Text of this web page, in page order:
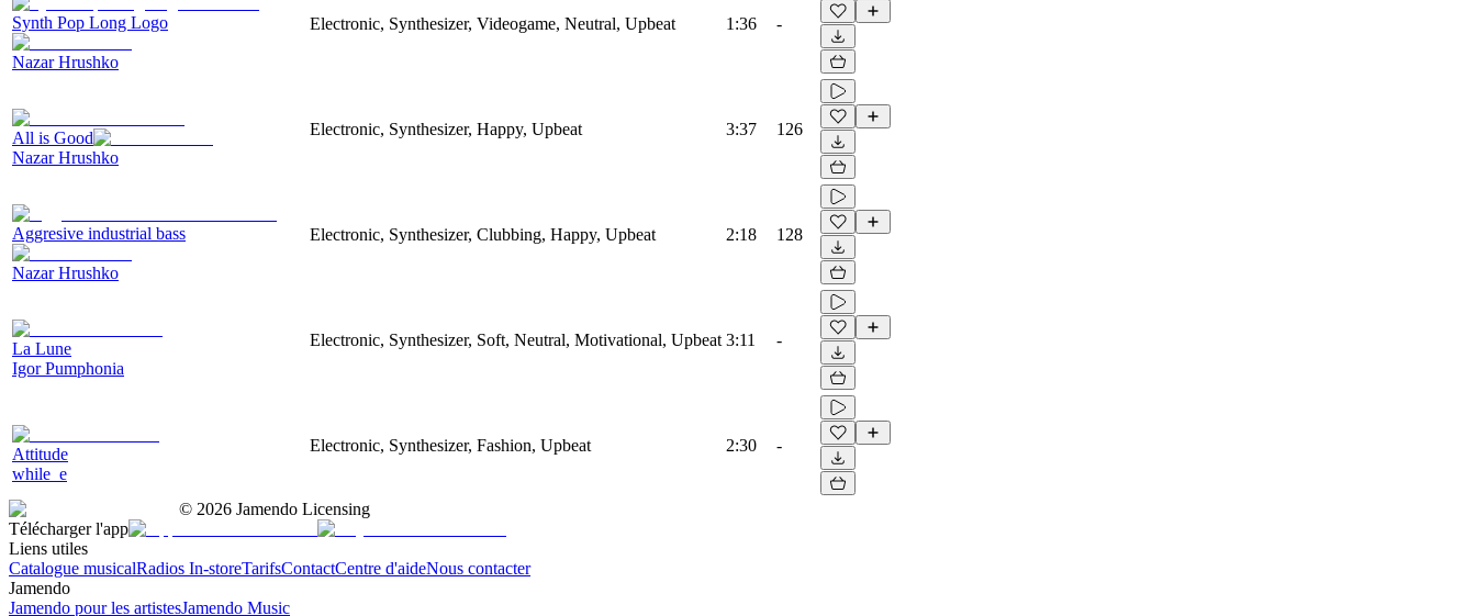
Synth Pop Long Logo
Nazar Hrushko
Electronic, Synthesizer, Videogame, Neutral, Upbeat 1:36 -
All is Good
Nazar Hrushko
Electronic, Synthesizer, Happy, Upbeat 3:37 126
Aggresive industrial bass
Nazar Hrushko
Electronic, Synthesizer, Clubbing, Happy, Upbeat 2:18 128
La Lune
Igor Pumphonia
Electronic, Synthesizer, Soft, Neutral, Motivational, Upbeat 3:11 -
Attitude
while_e
Electronic, Synthesizer, Fashion, Upbeat 2:30 -
© 2026 Jamendo Licensing
Télécharger l'app
Liens utiles
Catalogue musicalRadios In-storeTarifsContactCentre d'aideNous contacter
Jamendo
Jamendo pour les artistesJamendo Music